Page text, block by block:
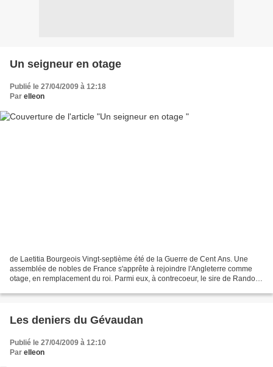
Un seigneur en otage
Publié le 27/04/2009 à 12:18
Par elleon
de Laetitia Bourgeois Vingt-septième été de la Guerre de Cent Ans. Une
assemblée de nobles de France s'apprête à rejoindre l'Angleterre comme
otage, en remplacement du roi. Parmi eux, à contrecoeur, le sire de Randon.
Les deniers du Gévaudan
Publié le 27/04/2009 à 12:10
Par elleon